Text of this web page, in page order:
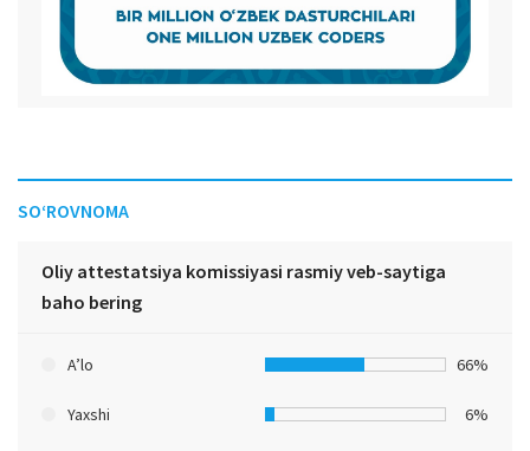
SO‘ROVNOMA
Oliy attestatsiya komissiyasi rasmiy veb-saytiga
baho bering
A’lo 66%
Yaxshi 6%